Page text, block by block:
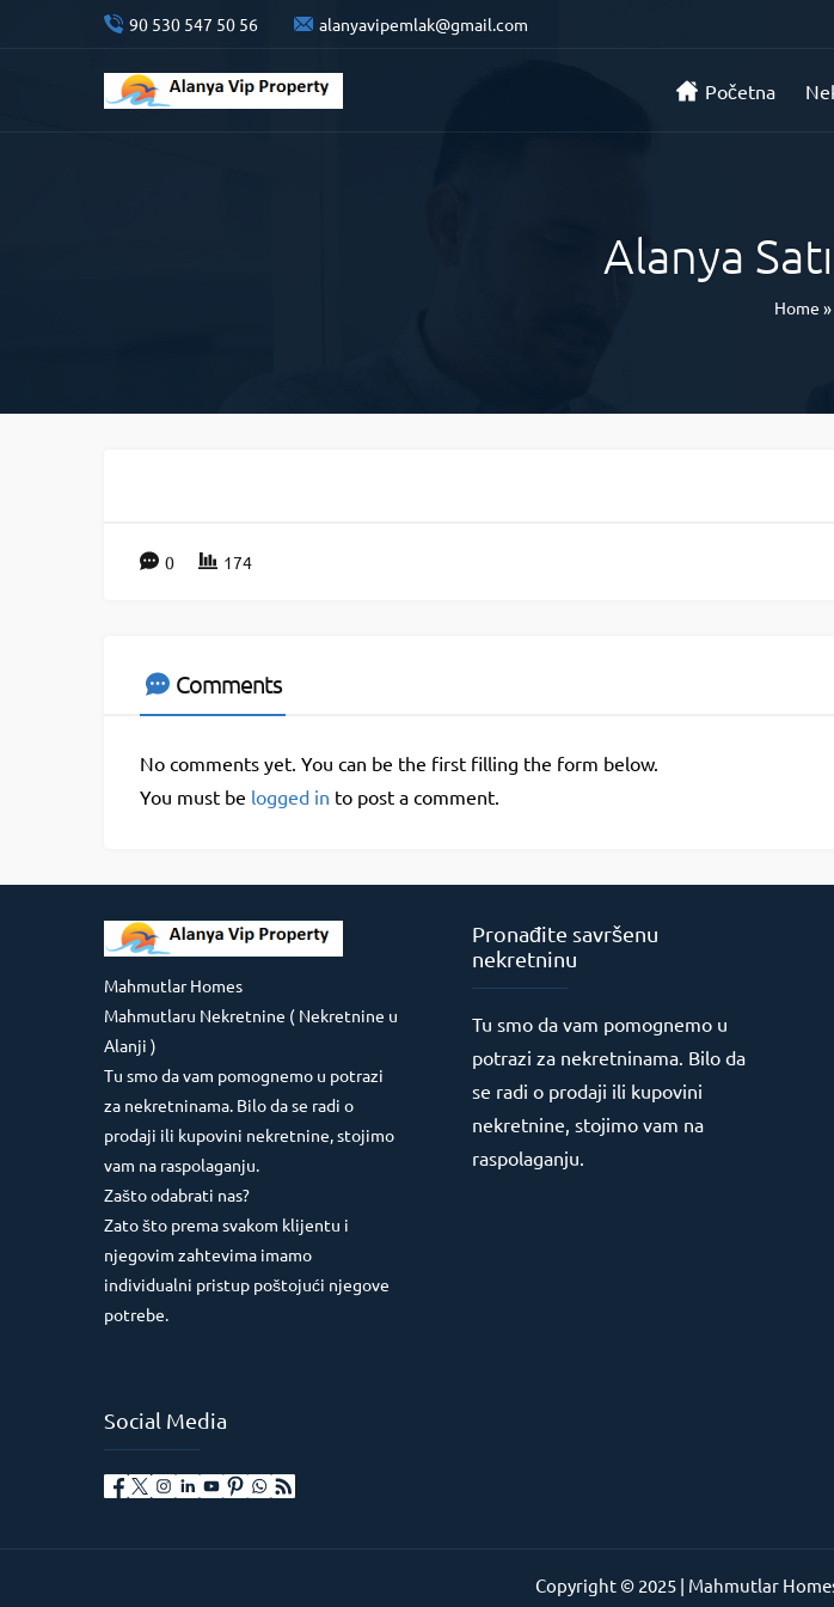
90 530 547 50 56 alanyavipemlak@gmail.com
Početna
Alanya
Home »
0 174
Comments
No comments yet. You can be the first filling the form below.
You must be logged in to post a comment.
Mahmutlar Homes
Mahmutlaru Nekretnine ( Nekretnine u
Alanji )
Tu smo da vam pomognemo u potrazi
za nekretninama. Bilo da se radi o
prodaji ili kupovini nekretnine, stojimo
vam na raspolaganju.
Zašto odabrati nas?
Zato što prema svakom klijentu i
njegovim zahtevima imamo
individualni pristup poštojući njegove
potrebe.
Social Media
Pronađite savršenu
nekretninu
Tu smo da vam pomognemo u
potrazi za nekretninama. Bilo da
se radi o prodaji ili kupovini
nekretnine, stojimo vam na
raspolaganju.
Copyright © 2025 | Mahmutlar